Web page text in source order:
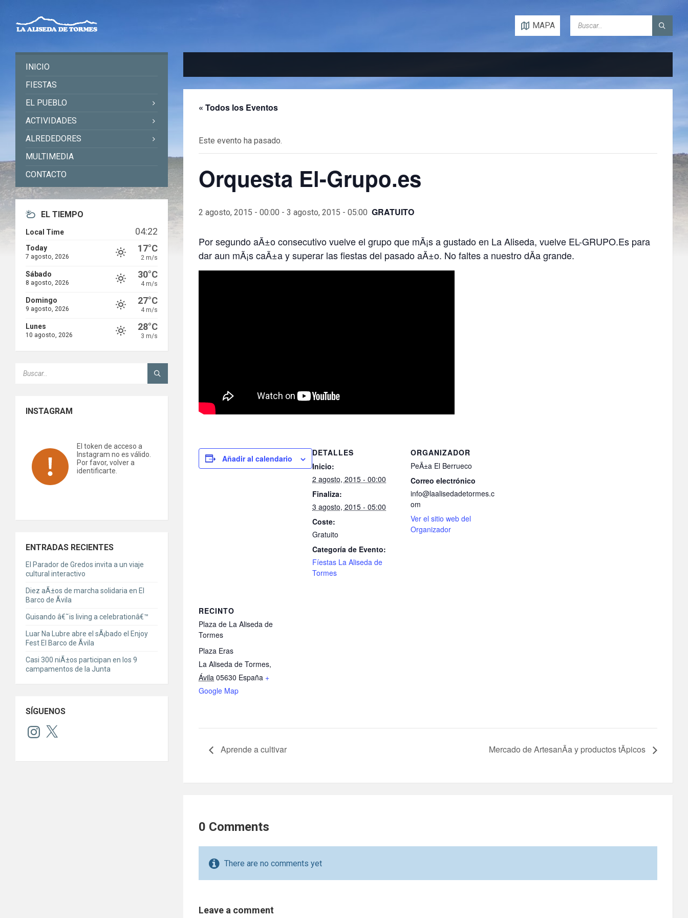
content
sidebar
footer
MAPA
« Todos los Eventos
Este evento ha pasado.
Orquesta El-Grupo.es
2 agosto, 2015 - 00:00 -3 agosto, 2015 - 05:00 GRATUITO
Por segundo aÃ±o consecutivo vuelve el grupo que mÃ¡s a gustado en La Aliseda, vuelve EL-GRUPO.Es para
dar aun mÃ¡s caÃ±a y superar las fiestas del pasado aÃ±o. No faltes a nuestro dÃ­a grande.
Añadir al calendario
DETALLES
Inicio:
2 agosto, 2015 - 00:00
Finaliza:
3 agosto, 2015 - 05:00
Coste:
Gratuito
Categoría de Evento:
Fíestas La Aliseda de
Tormes
ORGANIZADOR
PeÃ±a El Berrueco
Correo electrónico
info@laalisedadetormes.c
om
Ver el sitio web del
Organizador
RECINTO
Plaza de La Aliseda de
Tormes
Plaza Eras
La Aliseda de Tormes,
Ávila 05630 España +
Google Map
Aprende a cultivar Mercado de ArtesanÃ­a y productos tÃ­picos
0 Comments
There are no comments yet
Leave a comment
INICIO
FIESTAS
EL PUEBLO
ACTIVIDADES
ALREDEDORES
MULTIMEDIA
CONTACTO
EL TIEMPO
Local Time 04:22
Today
7 agosto, 2026
17°C
2 m/s
Sábado
8 agosto, 2026
30°C
4 m/s
Domingo
9 agosto, 2026
27°C
4 m/s
Lunes
10 agosto, 2026
28°C
3 m/s
INSTAGRAM
El token de acceso a
Instagram no es válido.
Por favor, volver a
identificarte.
ENTRADAS RECIENTES
El Parador de Gredos invita a un viaje
cultural interactivo
Diez aÃ±os de marcha solidaria en El
Barco de Ãvila
Guisando â€˜is living a celebrationâ€™
Luar Na Lubre abre el sÃ¡bado el Enjoy
Fest El Barco de Ãvila
Casi 300 niÃ±os participan en los 9
campamentos de la Junta
SÍGUENOS
Instagram
X